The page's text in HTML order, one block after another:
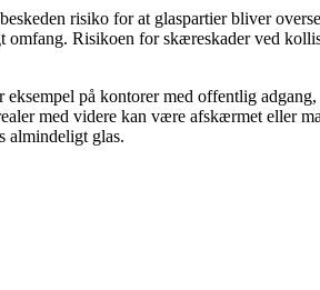
risiko for at glaspartier bliver
Risikoen for skæreskader ved
på kontorer med offentlig
med videre kan være afskærmet eller
almindeligt glas.